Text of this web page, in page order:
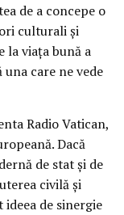
de a concepe o
culturali şi
la viaţa bună a
care ne vede
Radio Vatican,
Dacă
de stat şi de
civilă şi
de sinergie